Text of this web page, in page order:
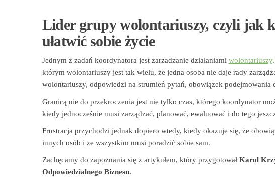
Lider grupy wolontariuszy, czyli jak
ułatwić sobie życie
Jednym z zadań koordynatora jest zarządzanie działaniami wolontariuszy
którym wolontariuszy jest tak wielu, że jedna osoba nie daje rady
wolontariuszy, odpowiedzi na strumień pytań, obowiązek podejmowania
Granicą nie do przekroczenia jest nie tylko czas, którego koordynator
kiedy jednocześnie musi zarządzać, planować, ewaluować i do tego
Frustracja przychodzi jednak dopiero wtedy, kiedy okazuje się, że
innych osób i ze wszystkim musi poradzić sobie sam.
Zachęcamy do zapoznania się z artykułem, który przygotował Karol
Odpowiedzialnego Biznesu.